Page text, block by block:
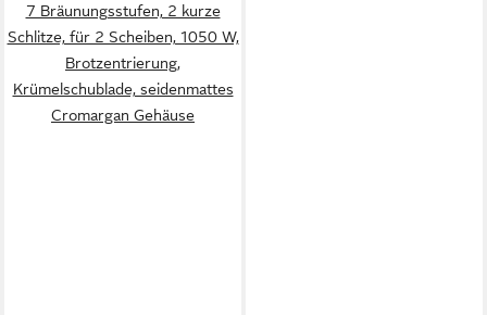
7 Bräunungsstufen, 2 kurze
Schlitze, für 2 Scheiben, 1050 W,
Brotzentrierung,
Krümelschublade, seidenmattes
Cromargan Gehäuse